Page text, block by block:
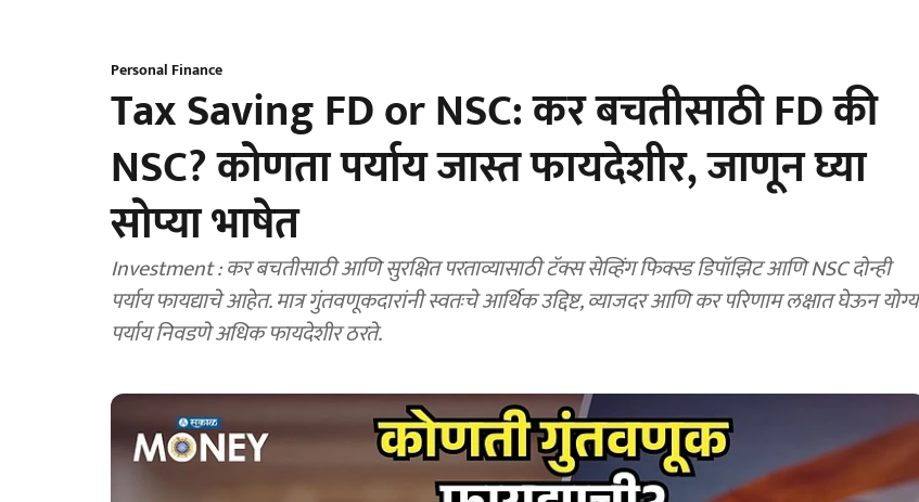
Personal Finance
Tax Saving FD or NSC: कर बचतीसाठी FD की
NSC? कोणता पर्याय जास्त फायदेशीर, जाणून घ्या
सोप्या भाषेत
Investment : कर बचतीसाठी आणि सुरक्षित परताव्यासाठी टॅक्स सेव्हिंग फिक्स्ड डिपॉझिट आणि NSC दोन्ही
पर्याय फायद्याचे आहेत. मात्र गुंतवणूकदारांनी स्वतःचे आर्थिक उद्दिष्ट, व्याजदर आणि कर परिणाम लक्षात घेऊन योग्य
पर्याय निवडणे अधिक फायदेशीर ठरते.